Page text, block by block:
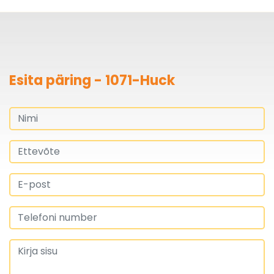
Esita päring - 1071-Huck